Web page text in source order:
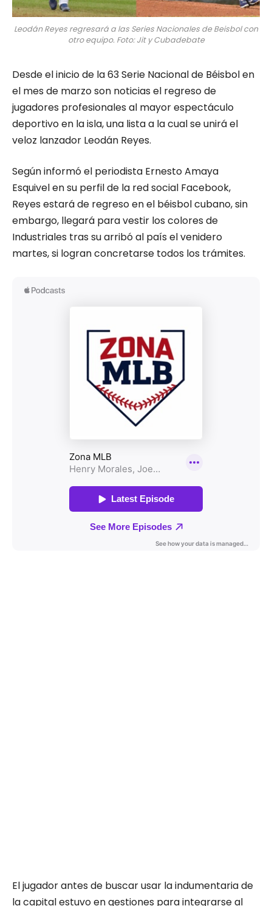
Leodán Reyes regresará a las Series Nacionales de Beisbol con
otro equipo. Foto: Jit y Cubadebate
Desde el inicio de la 63 Serie Nacional de Béisbol en
el mes de marzo son noticias el regreso de
jugadores profesionales al mayor espectáculo
deportivo en la isla, una lista a la cual se unirá el
veloz lanzador Leodán Reyes.
Según informó el periodista Ernesto Amaya
Esquivel en su perfil de la red social Facebook,
Reyes estará de regreso en el béisbol cubano, sin
embargo, llegará para vestir los colores de
Industriales tras su arribó al país el venidero
martes, si logran concretarse todos los trámites.
El jugador antes de buscar usar la indumentaria de
la capital estuvo en gestiones para integrarse al